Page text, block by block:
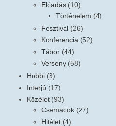
Előadás (10)
Történelem (4)
Fesztivál (26)
Konferencia (52)
Tábor (44)
Verseny (58)
Hobbi (3)
Interjú (17)
Közélet (93)
Csemadok (27)
Hitélet (4)